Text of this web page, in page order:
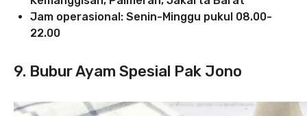
Jam operasional: Senin-Minggu pukul 08.00-
22.00
9. Bubur Ayam Spesial Pak Jono